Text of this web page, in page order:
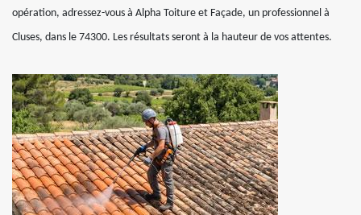
opération, adressez-vous à Alpha Toiture et Façade, un professionnel à
Cluses, dans le 74300. Les résultats seront à la hauteur de vos attentes.